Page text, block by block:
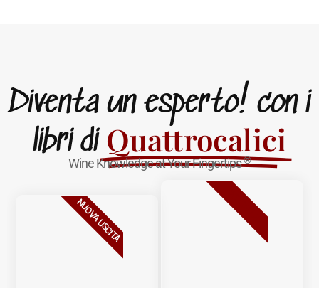
Diventa un esperto! con i
libri di Quattrocalici
Wine Knowledge at Your Fingertips®
NUOVA USCITA BESTSELLER